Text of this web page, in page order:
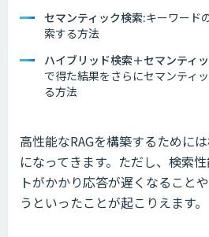
セマンティック検索:キーワード
索する方法
ハイブリッド検索＋セマンティ
で得た結果をさらにセマンティ
る方法
高性能なRAGを構築するために
になってきます。ただし、検索
トがかかり応答が遅くなること
うといったことが起こりえます。